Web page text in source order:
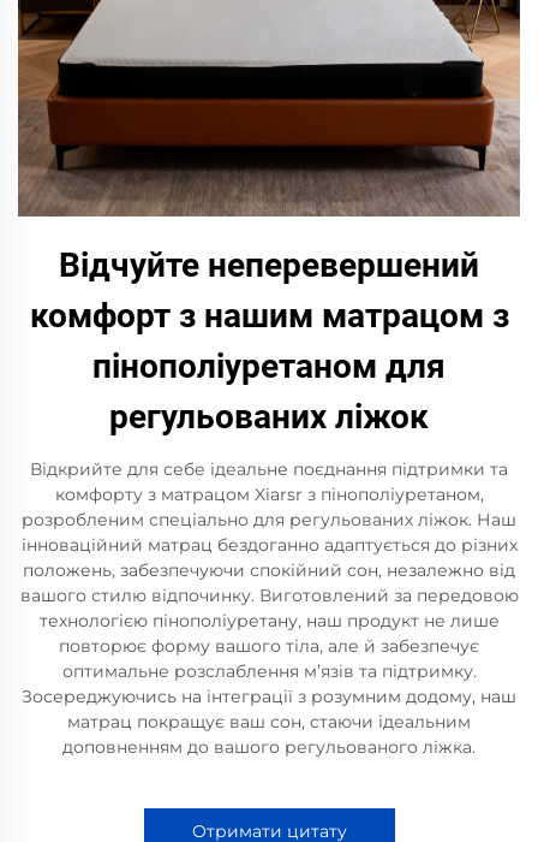
Відчуйте неперевершений
комфорт з нашим матрацом з
пінополіуретаном для
регульованих ліжок
Відкрийте для себе ідеальне поєднання підтримки та
комфорту з матрацом Xiarsr з пінополіуретаном,
розробленим спеціально для регульованих ліжок. Наш
інноваційний матрац бездоганно адаптується до різних
положень, забезпечуючи спокійний сон, незалежно від
вашого стилю відпочинку. Виготовлений за передовою
технологією пінополіуретану, наш продукт не лише
повторює форму вашого тіла, але й забезпечує
оптимальне розслаблення м’язів та підтримку.
Зосереджуючись на інтеграції з розумним додому, наш
матрац покращує ваш сон, стаючи ідеальним
доповненням до вашого регульованого ліжка.
Отримати цитату